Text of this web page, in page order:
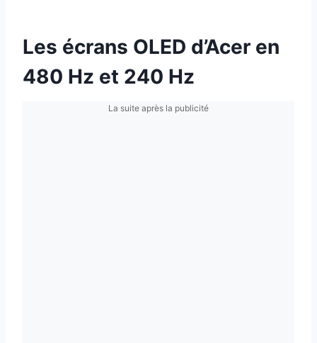
Les écrans OLED d’Acer en
480 Hz et 240 Hz
La suite après la publicité